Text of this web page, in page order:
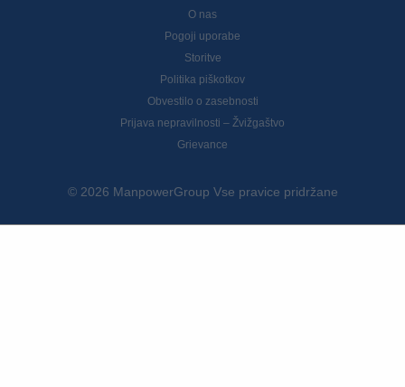
O nas
Pogoji uporabe
Storitve
Politika piškotkov
Obvestilo o zasebnosti
Prijava nepravilnosti – Žvižgaštvo
Grievance
© 2026 ManpowerGroup Vse pravice pridržane